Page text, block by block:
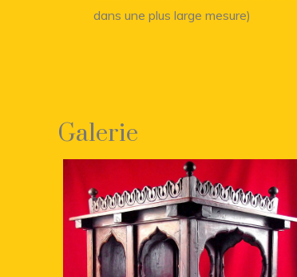
dans une plus large mesure)
Galerie